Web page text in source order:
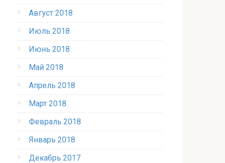
Август 2018
Июль 2018
Июнь 2018
Май 2018
Апрель 2018
Март 2018
Февраль 2018
Январь 2018
Декабрь 2017